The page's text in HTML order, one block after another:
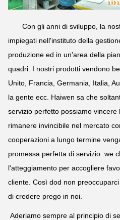
Con gli anni di sviluppo, la
impiegati nell'instituto della
produzione ed in un'area della
quadri. I nostri prodotti vendono
Unito, Francia, Germania, Italia,
la gente ecc. Haiwen sa che
servizio perfetto possiamo vincere
rimanere invincibile nel mercato
cooperazioni a lungo termine
promessa perfetta di servizio .we
l'atteggiamento per accogliere
cliente. Così dod non
di credere prego in noi.
Aderiamo sempre al principio di